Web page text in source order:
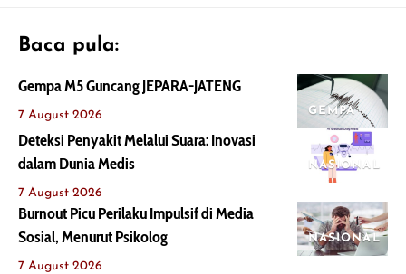
Baca pula:
GEMPA
Gempa M5 Guncang JEPARA-JATENG
7 August 2026
NASIONAL
Deteksi Penyakit Melalui Suara: Inovasi
dalam Dunia Medis
7 August 2026
NASIONAL
Burnout Picu Perilaku Impulsif di Media
Sosial, Menurut Psikolog
7 August 2026